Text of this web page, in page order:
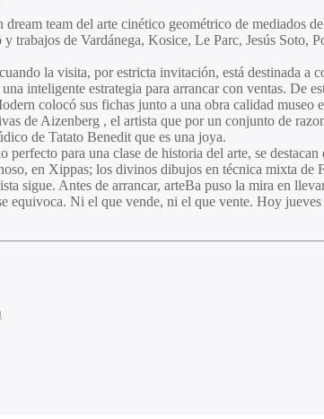
team del arte cinético geométrico de mediados
de Vardánega, Kosice, Le Parc, Jesús Soto,
la visita, por estricta invitación, está destinada a
inteligente estrategia para arrancar con ventas.
colocó sus fichas junto a una obra calidad museo
de Aizenberg , el artista que por un conjunto de
de Tatato Benedit que es una joya.
para una clase de historia del arte, se
en Xippas; los divinos dibujos en técnica mixta
Antes de arrancar, arteBa puso la mira en
equivoca. Ni el que vende, ni el que vente. Hoy